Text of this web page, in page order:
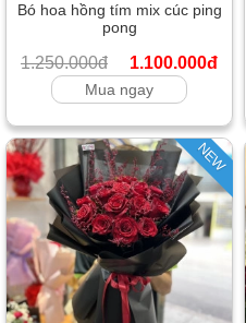
Bó hoa hồng tím mix cúc ping
pong
1.250.000đ 1.100.000đ
Mua ngay
NEW